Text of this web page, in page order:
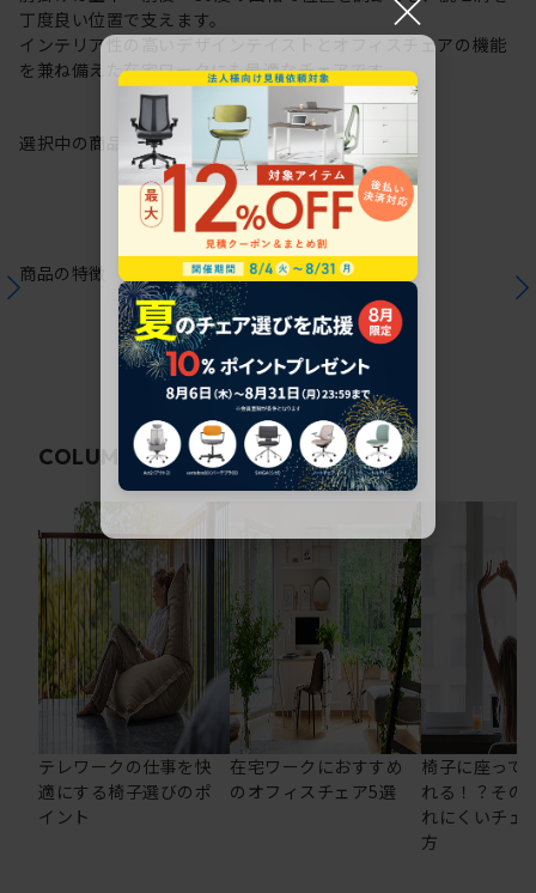
丁度良い位置で支えます。
インテリア性の高いデザインテイストとオフィスチェアの機能
を兼ね備えた在宅ワークにも最適なチェアです。
選択中の商品情報保証 注意事項
商品の特徴
COLUMN関連コラム
テレワークの仕事を快
適にする椅子選びのポ
イント
在宅ワークにおすすめ
のオフィスチェア5選
椅子に座って
れる！？その
れにくいチェ
方